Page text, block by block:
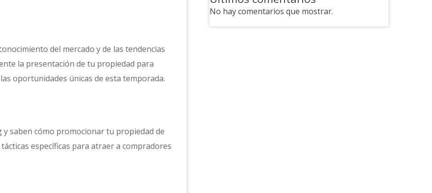
del mercado y de las tendencias
la presentación de tu propiedad para
oportunidades únicas de esta temporada.
saben cómo promocionar tu propiedad de
específicas para atraer a compradores
No hay comentarios que mostrar.